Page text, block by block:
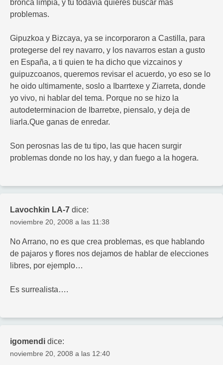
bronca limpia, y tu todavía quieres buscar más
problemas.
Gipuzkoa y Bizcaya, ya se incorporaron a Castilla, para
protegerse del rey navarro, y los navarros estan a gusto
en España, a ti quien te ha dicho que vizcainos y
guipuzcoanos, queremos revisar el acuerdo, yo eso se lo
he oido ultimamente, soslo a Ibarrtexe y Ziarreta, donde
yo vivo, ni hablar del tema. Porque no se hizo la
autodeterminacion de Ibarretxe, piensalo, y deja de
liarla.Que ganas de enredar.
Son perosnas las de tu tipo, las que hacen surgir
problemas donde no los hay, y dan fuego a la hogera.
Lavochkin LA-7 dice:
noviembre 20, 2008 a las 11:38
No Arrano, no es que crea problemas, es que hablando
de pajaros y flores nos dejamos de hablar de elecciones
libres, por ejemplo…
Es surrealista….
igomendi dice:
noviembre 20, 2008 a las 12:40